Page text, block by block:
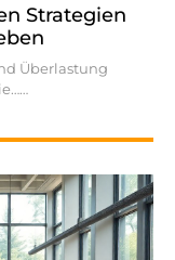
Strategien
Überlastung